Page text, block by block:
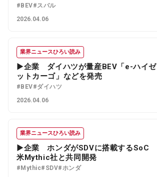
#BEV#スバル
2026.04.06
業界ニュースひろい読み
▶企業 ダイハツが量産BEV「e-ハイゼ
ットカーゴ」などを発売
#BEV#ダイハツ
2026.04.06
業界ニュースひろい読み
▶企業 ホンダがSDVに搭載するSoC
米Mythic社と共同開発
#Mythic#SDV#ホンダ